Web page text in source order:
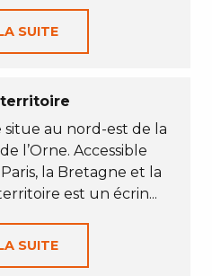
SUITE
situe au nord-est de la
l’Orne. Accessible
la Bretagne et la
est un écrin...
SUITE